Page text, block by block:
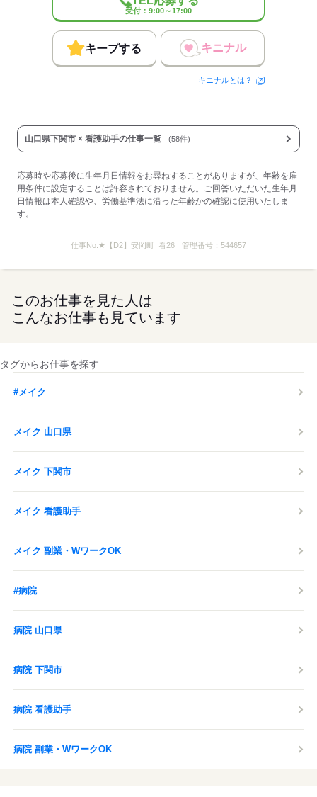
応募する
受付：9:00～17:00
キープする キニナル
キニナルとは？
山口県下関市 × 看護助手の仕事一覧 (58件)
応募時や応募後に生年月日情報をお尋ねすることがありますが、年齢を雇
用条件に設定することは許容されておりません。ご回答いただいた生年月
日情報は本人確認や、労働基準法に沿った年齢かの確認に使用いたしま
す。
仕事No. ★【D2】安岡町_看26 管理番号： 544657
このお仕事を見た人は
こんなお仕事も見ています
タグからお仕事を探す
#メイク
メイク 山口県
メイク 下関市
メイク 看護助手
メイク 副業・WワークOK
#病院
病院 山口県
病院 下関市
病院 看護助手
病院 副業・WワークOK